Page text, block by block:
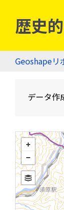
歴史
Geoshapeリ
データ作